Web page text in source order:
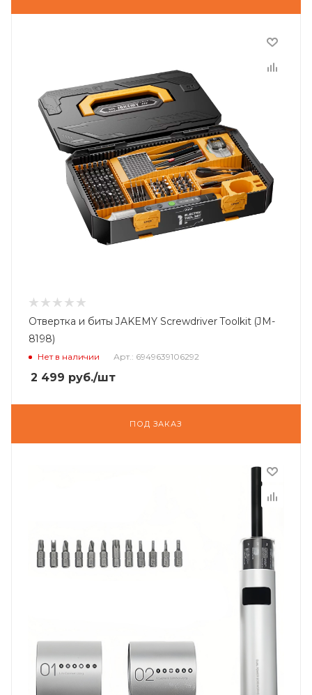
Отвертка и биты JAKEMY Screwdriver Toolkit (JM-
8198)
Нет в наличии Арт.: 6949639106292
2 499 руб./шт
ПОД ЗАКАЗ